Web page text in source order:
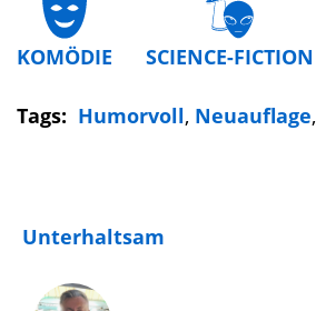
KOMÖDIE SCIENCE-FICTION
Tags: Humorvoll, Neuauflage,
Unterhaltsam